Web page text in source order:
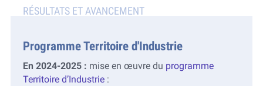
Programme Territoire d'Industrie
En 2024-2025 : mise en œuvre du programme
Territoire d’Industrie :